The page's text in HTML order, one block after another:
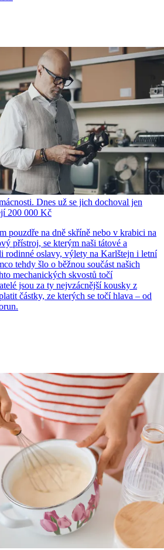
Dnes už se jich dochoval jen
200 000 Kč
pouzdře na dně skříně nebo v krabici na
přístroj, se kterým naši tátové a
rodinné oslavy, výlety na Karlštejn i letní
tehdy šlo o běžnou součást našich
mechanických skvostů točí
jsou za ty nejvzácnější kousky z
částky, ze kterých se točí hlava – od